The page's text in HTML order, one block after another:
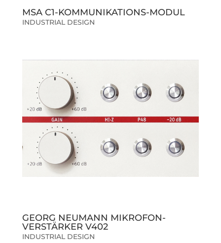
MSA C1-KOMMUNIKATIONS-MODUL
INDUSTRIAL DESIGN
GEORG NEUMANN MIKROFON-
VERSTÄRKER V402
INDUSTRIAL DESIGN